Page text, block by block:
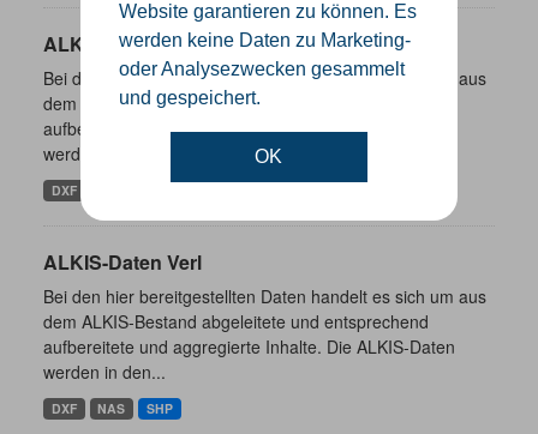
Website garantieren zu können. Es
werden keine Daten zu Marketing-
oder Analysezwecken gesammelt
und gespeichert.
OK
ALKIS-Daten Borgholzhausen
Bei den hier bereitgestellten Daten handelt es sich um aus
dem ALKIS-Bestand abgeleitete und entsprechend
aufbereitete und aggregierte Inhalte. Die ALKIS-Daten
werden in den...
DXF
ALKIS-Daten Verl
Bei den hier bereitgestellten Daten handelt es sich um aus
dem ALKIS-Bestand abgeleitete und entsprechend
aufbereitete und aggregierte Inhalte. Die ALKIS-Daten
werden in den...
DXF NAS SHP